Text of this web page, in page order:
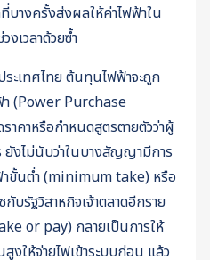
บางครั้งส่งผลให้ค่าไฟฟ้าใน
เวลาด้วยซ้ำ
ะเทศไทย ต้นทุนไฟฟ้าจะถูก
(Power Purchase
คาหรือกำหนดสูตรตายตัวว่าผู้
ยังไม่นับว่าในบางสัญญามีการ
ขั้นต่ำ (minimum take) หรือ
บรัฐวิสาหกิจเจ้าตลาดอีกราย
or pay) กลายเป็นการให้
งให้จ่ายไฟเข้าระบบก่อน แล้ว